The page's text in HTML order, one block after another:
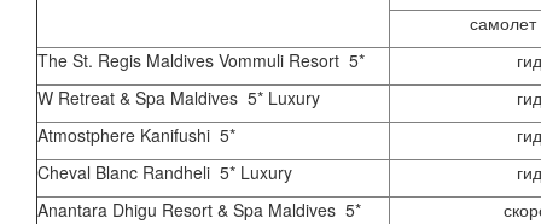
The St. Regis Maldives Vommuli Resort 5*
W Retreat & Spa Maldives 5* Luxury
Atmostphere Kanifushi 5*
Cheval Blanc Randheli 5* Luxury
Anantara Dhigu Resort & Spa Maldives 5*